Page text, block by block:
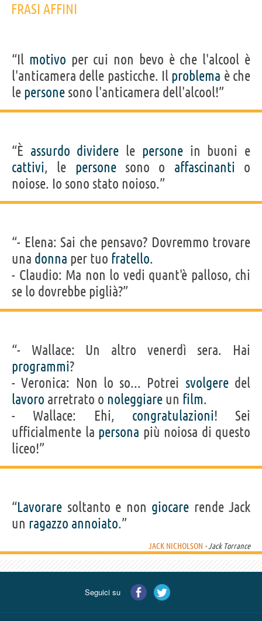
FRASI AFFINI
“Il motivo per cui non bevo è che l'alcool è
l'anticamera delle pasticche. Il problema è che
le persone sono l'anticamera dell'alcool!”
“È assurdo dividere le personein buoni e
cattivi, le personesono o affascinanti o
noiose. Io sono stato noioso.”
“- Elena: Sai che pensavo? Dovremmo trovare
una donna per tuo fratello.
- Claudio: Ma non lo vedi quant'è palloso, chi
se lo dovrebbe piglià?”
“- Wallace: Un altro venerdì sera. Hai
programmi?
- Veronica: Non lo so... Potrei svolgeredel
lavoro arretrato o noleggiare un film.
- Wallace: Ehi, congratulazioni! Sei
ufficialmente la persona più noiosa di questo
liceo!”
“Lavorare soltanto e non giocare rende Jack
un ragazzo annoiato.”
JACK NICHOLSON - Jack Torrance
Seguici su